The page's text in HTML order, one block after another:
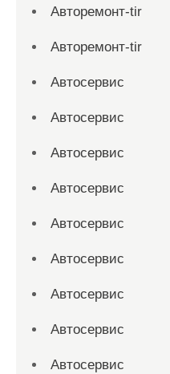
Авторемонт-tir
Авторемонт-tir
Автосервис
Автосервис
Автосервис
Автосервис
Автосервис
Автосервис
Автосервис
Автосервис
Автосервис